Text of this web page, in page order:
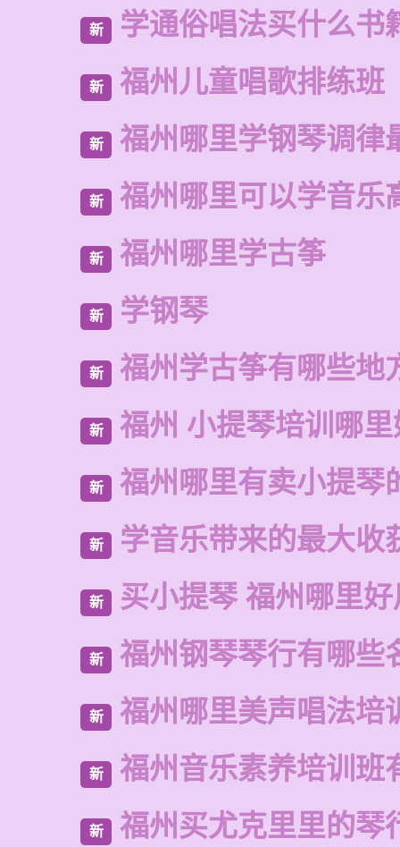
新 学通俗唱法买什么书
新 福州儿童唱歌排练班
新 福州哪里学钢琴调律
新 福州哪里可以学音乐
新 福州哪里学古筝
新 学钢琴
新 福州学古筝有哪些地
新 福州 小提琴培训哪里
新 福州哪里有卖小提琴
新 学音乐带来的最大收
新 买小提琴 福州哪里
新 福州钢琴琴行有哪些
新 福州哪里美声唱法培
新 福州音乐素养培训班
新 福州买尤克里里的琴